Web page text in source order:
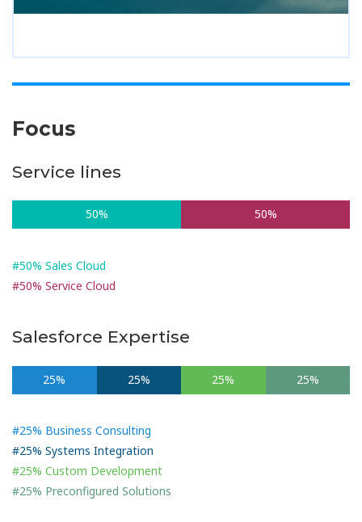
Focus
Service lines
50% 50%
#50% Sales Cloud
#50% Service Cloud
Salesforce Expertise
25% 25% 25% 25%
#25% Business Consulting
#25% Systems Integration
#25% Custom Development
#25% Preconfigured Solutions